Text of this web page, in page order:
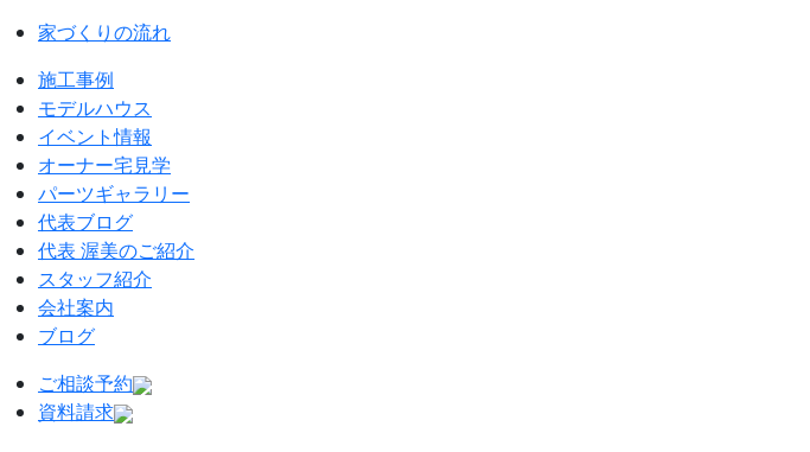
家づくりの流れ
施工事例
モデルハウス
イベント情報
オーナー宅見学
パーツギャラリー
代表ブログ
代表 渥美のご紹介
スタッフ紹介
会社案内
ブログ
ご相談予約
資料請求